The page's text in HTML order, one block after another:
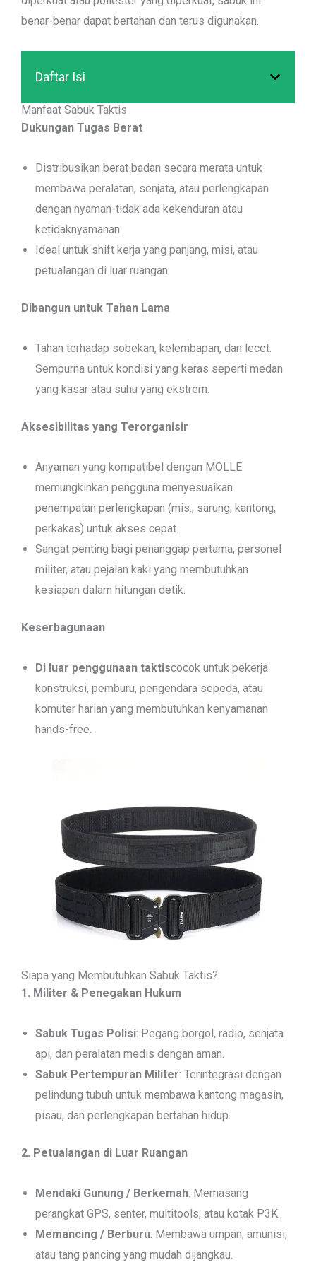
benar-benar dapat bertahan dan terus digunakan.
Daftar Isi
Manfaat Sabuk Taktis
Dukungan Tugas Berat
Distribusikan berat badan secara merata untuk
membawa peralatan, senjata, atau perlengkapan
dengan nyaman-tidak ada kekenduran atau
ketidaknyamanan.
Ideal untuk shift kerja yang panjang, misi, atau
petualangan di luar ruangan.
Dibangun untuk Tahan Lama
Tahan terhadap sobekan, kelembapan, dan lecet.
Sempurna untuk kondisi yang keras seperti medan
yang kasar atau suhu yang ekstrem.
Aksesibilitas yang Terorganisir
Anyaman yang kompatibel dengan MOLLE
memungkinkan pengguna menyesuaikan
penempatan perlengkapan (mis., sarung, kantong,
perkakas) untuk akses cepat.
Sangat penting bagi penanggap pertama, personel
militer, atau pejalan kaki yang membutuhkan
kesiapan dalam hitungan detik.
Keserbagunaan
Di luar penggunaan taktiscocok untuk pekerja
konstruksi, pemburu, pengendara sepeda, atau
komuter harian yang membutuhkan kenyamanan
hands-free.
Siapa yang Membutuhkan Sabuk Taktis?
1. Militer & Penegakan Hukum
Sabuk Tugas Polisi: Pegang borgol, radio, senjata
api, dan peralatan medis dengan aman.
Sabuk Pertempuran Militer: Terintegrasi dengan
pelindung tubuh untuk membawa kantong magasin,
pisau, dan perlengkapan bertahan hidup.
2. Petualangan di Luar Ruangan
Mendaki Gunung / Berkemah: Memasang
perangkat GPS, senter, multitools, atau kotak P3K.
Memancing / Berburu: Membawa umpan, amunisi,
atau tang pancing yang mudah dijangkau.